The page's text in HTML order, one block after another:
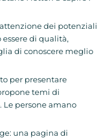
dei potenziali
essere di qualità,
di conoscere meglio
per presentare
temi di
Le persone amano
una pagina di